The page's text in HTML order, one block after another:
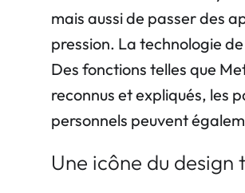
mais aussi de passer des
pression. La technologie
Des fonctions telles que
reconnus et expliqués, les
personnels peuvent
Une icône du